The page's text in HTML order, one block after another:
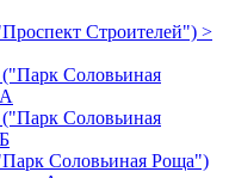
Строителей") >
Соловьиная
Соловьиная
Соловьиная Роща")